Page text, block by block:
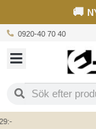
🚚
0920-40 70 40